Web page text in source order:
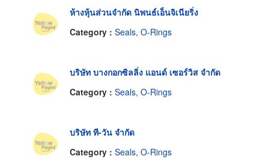
ห้างหุ้นส่วนจำกัด นิพนธ์เอ็นจิเนียริ่ง
Category : Seals, O-Rings
บริษัท บางกอกซิลลิ่ง แอนด์ เซอร์วิส จำกัด
Category : Seals, O-Rings
บริษัท ที-วัน จำกัด
Category : Seals, O-Rings